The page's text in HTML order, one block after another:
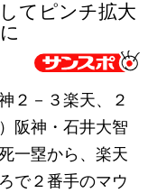
てピンチ拡大
２－３楽天、２
阪神・石井大智
一塁から、楽天
で２番手のマウ